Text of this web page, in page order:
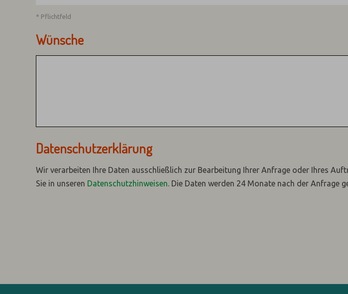
* Pflichtfeld
Wünsche
Datenschutzerklärung
Wir verarbeiten Ihre Daten ausschließlich zur Bearbeitung Ihrer Anfrage oder Ihres
Sie in unseren Datenschutzhinweisen. Die Daten werden 24 Monate nach der Anfrage